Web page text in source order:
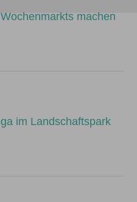
machen
im Landschaftspark